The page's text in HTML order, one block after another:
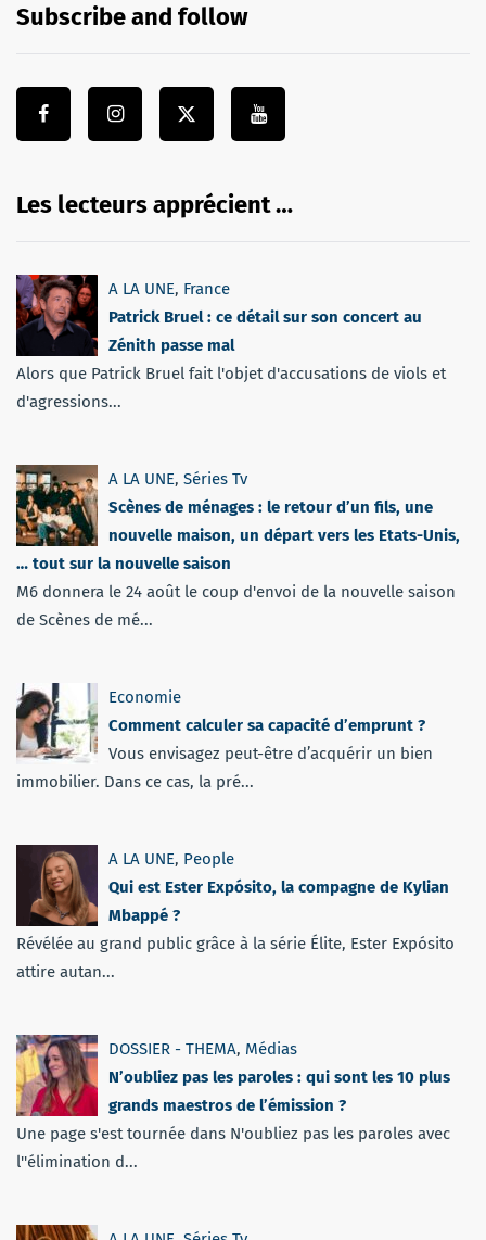
Subscribe and follow
Les lecteurs apprécient …
A LA UNE, France
Patrick Bruel : ce détail sur son concert au
Zénith passe mal
Alors que Patrick Bruel fait l'objet d'accusations de viols et
d'agressions...
A LA UNE, Séries Tv
Scènes de ménages : le retour d’un fils, une
nouvelle maison, un départ vers les Etats-Unis,
… tout sur la nouvelle saison
M6 donnera le 24 août le coup d'envoi de la nouvelle saison
de Scènes de mé...
Economie
Comment calculer sa capacité d’emprunt ?
Vous envisagez peut-être d’acquérir un bien
immobilier. Dans ce cas, la pré...
A LA UNE, People
Qui est Ester Expósito, la compagne de Kylian
Mbappé ?
Révélée au grand public grâce à la série Élite, Ester Expósito
attire autan...
DOSSIER - THEMA, Médias
N’oubliez pas les paroles : qui sont les 10 plus
grands maestros de l’émission ?
Une page s'est tournée dans N'oubliez pas les paroles avec
l''élimination d...